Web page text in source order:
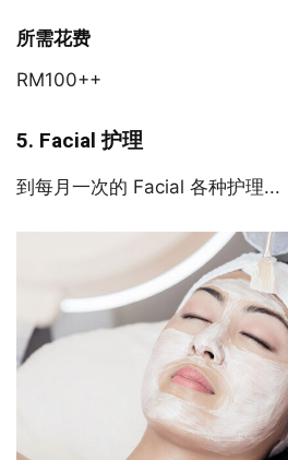
所需花费
RM100++
5. Facial 护理
到每月一次的 Facial 各种护理...